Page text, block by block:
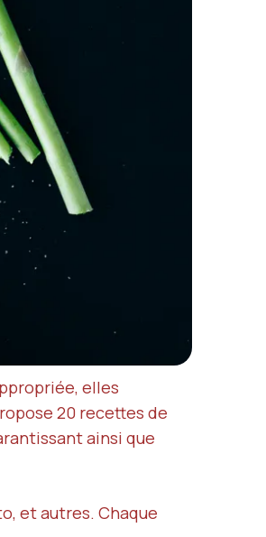
elles
20 recettes de
ainsi que
et autres. Chaque